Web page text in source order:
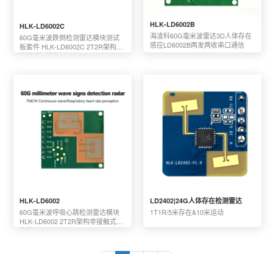
HLK-LD6002C
60G毫米波跌倒检测雷达模块测试
板套件 HLK-LD6002C 2T2R架构非
接触式智能监测
HLK-LD6002B
海凌科60G毫米波雷达3D人体存在
感应LD6002B两发两收串口通信
HLK-LD6002
60G毫米波呼吸心跳检测雷达模块
HLK-LD6002 2T2R架构非接触式智
能监测
LD2402|24G人体存在检测雷达
1T1R/5米存在&10米运动